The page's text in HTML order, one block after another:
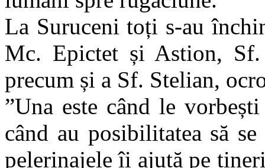
La Suruceni toți s-au
Mc. Epictet și Astion,
precum și a Sf. Stelian,
”Una este când le
când au posibilitatea să
pelerinajele îi ajută pe